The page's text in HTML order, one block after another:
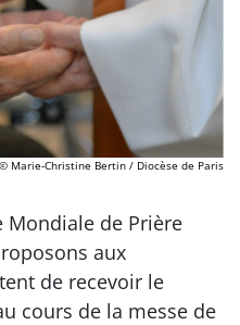
© Marie-Christine Bertin / Diocèse de Paris
Mondiale de Prière
aux
de recevoir le
cours de la messe de